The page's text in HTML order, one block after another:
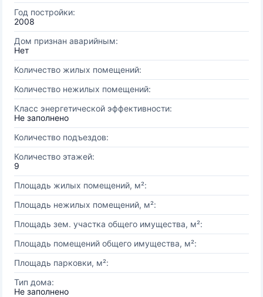
Год постройки:
2008
Дом признан аварийным:
Нет
Количество жилых помещений:
Количество нежилых помещений:
Класс энергетической эффективности:
Не заполнено
Количество подъездов:
Количество этажей:
9
Площадь жилых помещений, м²:
Площадь нежилых помещений, м²:
Площадь зем. участка общего имущества, м²:
Площадь помещений общего имущества, м²:
Площадь парковки, м²:
Тип дома:
Не заполнено